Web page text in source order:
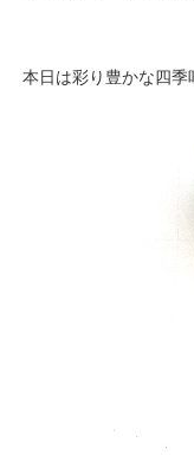
本日は彩り豊かな四季